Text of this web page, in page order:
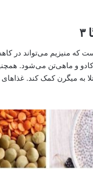
که منیزیم می‌تواند در
و ماهی‌تن می‌شود.
۳ ممکن است به افراد مبتلا به میگرن